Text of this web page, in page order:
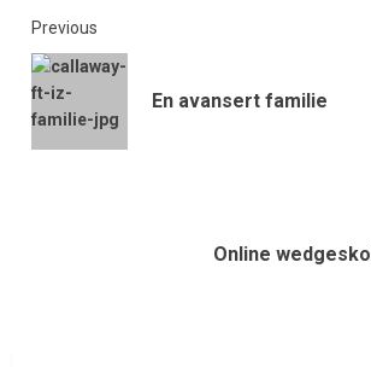
Previous
En avansert familie
Online